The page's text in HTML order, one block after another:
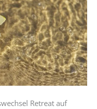
Retreat auf